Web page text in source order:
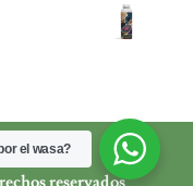
reservados
el wasa?